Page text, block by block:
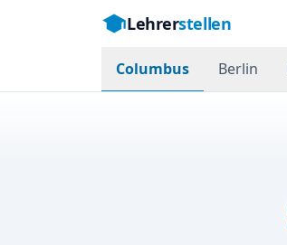
Lehrerstellen
Columbus Berlin